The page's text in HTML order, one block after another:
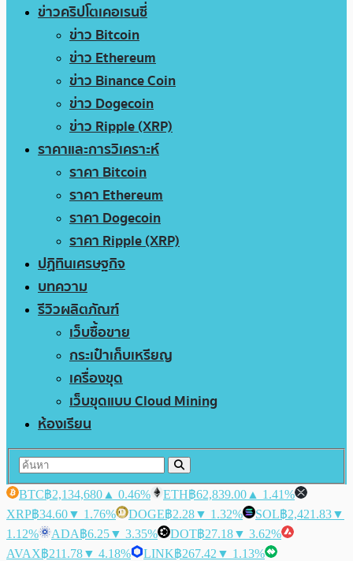
ข่าวคริปโตเคอเรนซี่
ข่าว Bitcoin
ข่าว Ethereum
ข่าว Binance Coin
ข่าว Dogecoin
ข่าว Ripple (XRP)
ราคาและการวิเคราะห์
ราคา Bitcoin
ราคา Ethereum
ราคา Dogecoin
ราคา Ripple (XRP)
ปฏิทินเศรษฐกิจ
บทความ
รีวิวผลิตภัณฑ์
เว็บซื้อขาย
กระเป๋าเก็บเหรียญ
เครื่องขุด
เว็บขุดแบบ Cloud Mining
ห้องเรียน
BTC฿2,134,680 ▲ 0.46% ETH฿62,839.00 ▲ 1.41%
XRP฿34.60▼ 1.76% DOGE฿2.28▼ 1.32% SOL฿2,421.83▼
1.12%
ADA฿6.25▼ 3.35% DOT฿27.18▼ 3.62%
AVAX฿211.78▼ 4.18% LINK฿267.42 ▼ 1.13%